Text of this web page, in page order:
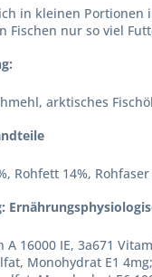
in kleinen Portionen
Fischen nur so viel
arktisches
Rohfett 14%,
A 16000 IE, 3a671
Monohydrat E1